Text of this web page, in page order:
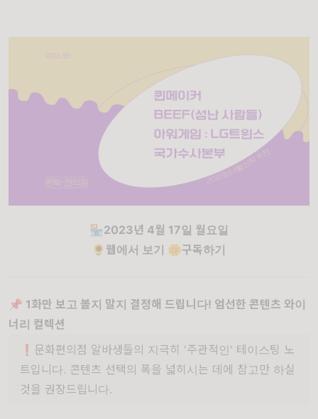
🏪2023년 4월 17일 월요일
🌻웹에서 보기 🌼구독하기
📌 1화만 보고 볼지 말지 결정해 드립니다! 엄선한 콘텐츠 와이
너리 컬렉션
❗문화편의점 알바생들의 지극히 '주관적인' 테이스팅 노
트입니다. 콘텐츠 선택의 폭을 넓히시는 데에 참고만 하실
것을 권장드립니다.